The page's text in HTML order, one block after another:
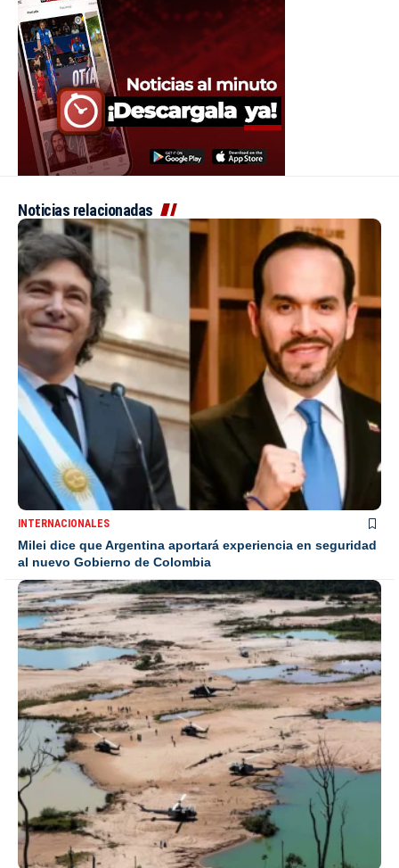
Noticias relacionadas
INTERNACIONALES
Milei dice que Argentina aportará experiencia en seguridad
al nuevo Gobierno de Colombia